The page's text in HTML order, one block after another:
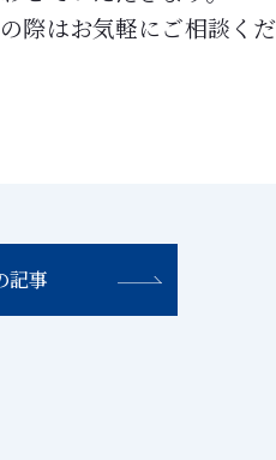
際はお気軽にご相談く
記事